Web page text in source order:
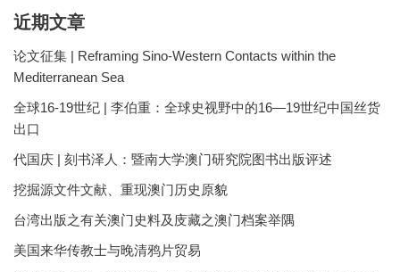
近期文章
论文征集 | Reframing Sino-Western Contacts within the
Mediterranean Sea
全球16-19世纪 | 李伯重：全球史视野中的16—19世纪中国丝货
出口
代国庆 | 刻书泽人：暨南大学澳门研究院图书出版评述
挖掘源文件文献、重现澳门历史原貌
台湾出版之有关澳门史料及庋藏之澳门档案举隅
美国来华传教士与晚清鸦片贸易